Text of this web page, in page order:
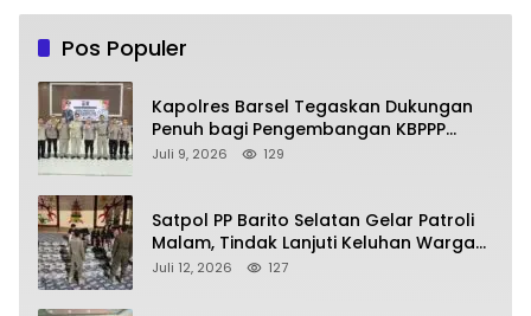
Pos Populer
Kapolres Barsel Tegaskan Dukungan
Penuh bagi Pengembangan KBPPP
Kalimantan Tengah
Juli 9, 2026 129
Satpol PP Barito Selatan Gelar Patroli
Malam, Tindak Lanjuti Keluhan Warga
soal Balap Liar dan Remaja Nongkrong
Juli 12, 2026 127